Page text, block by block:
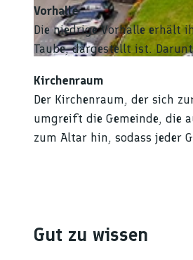
Vorhalle
Die niedrige Vorhalle erhält
Taube, dargestellt ist.
Kirchenraum
Der Kirchenraum, der sich
umgreift die Gemeinde, die
zum Altar hin, sodass jeder
Gut zu wissen